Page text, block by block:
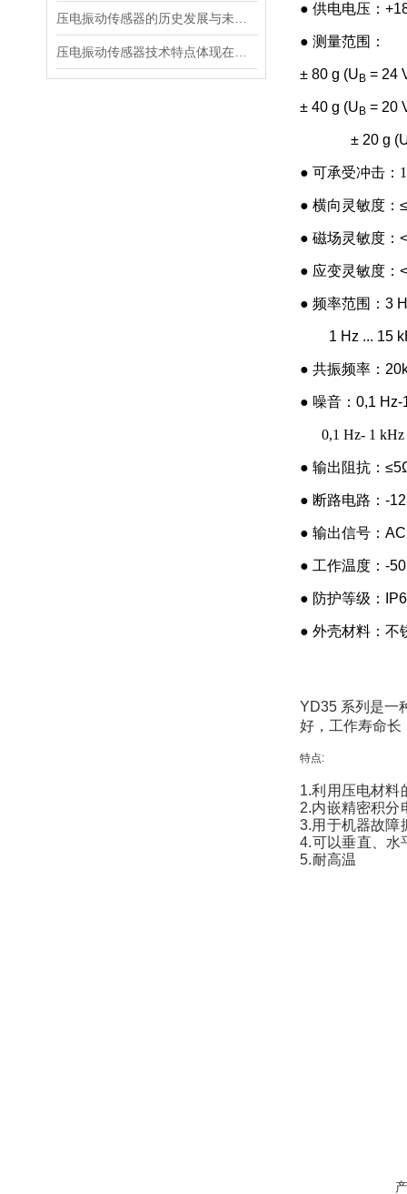
● 供电电压：
● 测量范围：
± 80 g (U B = 24
± 40 g (U B = 20
± 20 g
● 可承受冲击：
● 横向灵敏度：
● 磁场灵敏度：
● 应变灵敏度：
● 频率范围：3
1 Hz ... 15
● 共振频率：
● 噪音：0,1
0,1 Hz- 1 kHz
● 输出阻抗：
● 断路电路：-
● 输出信号：
● 工作温度：-
● 防护等级：
● 外壳材料：不
YD35 系列是一
好，工作寿命长
特点:
1.利用压电材料
2.内嵌精密积分
3.用于机器故障
4.可以垂直、水
5.耐高温